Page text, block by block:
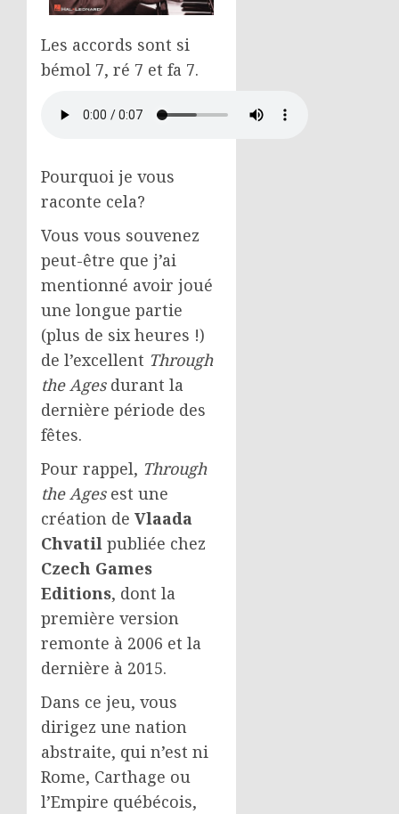
Les accords sont si
bémol 7, ré 7 et fa 7.
Pourquoi je vous
raconte cela?
Vous vous souvenez
peut-être que j’ai
mentionné avoir joué
une longue partie
(plus de six heures !)
de l’excellent Through
the Agesdurant la
dernière période des
fêtes.
Pour rappel, Through
the Agesest une
création de Vlaada
Chvatil publiée chez
Czech Games
Editions, dont la
première version
remonte à 2006 et la
dernière à 2015.
Dans ce jeu, vous
dirigez une nation
abstraite, qui n’est ni
Rome, Carthage ou
l’Empire québécois,